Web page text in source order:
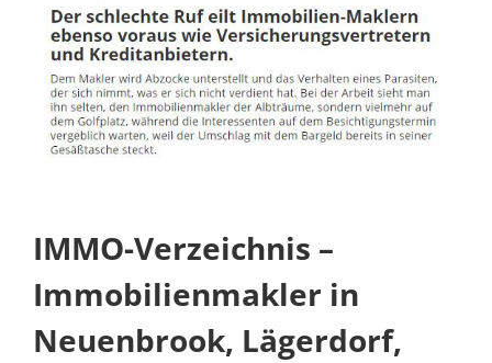
IMMO-Verzeichnis –
Immobilienmakler in
Neuenbrook, Lägerdorf,